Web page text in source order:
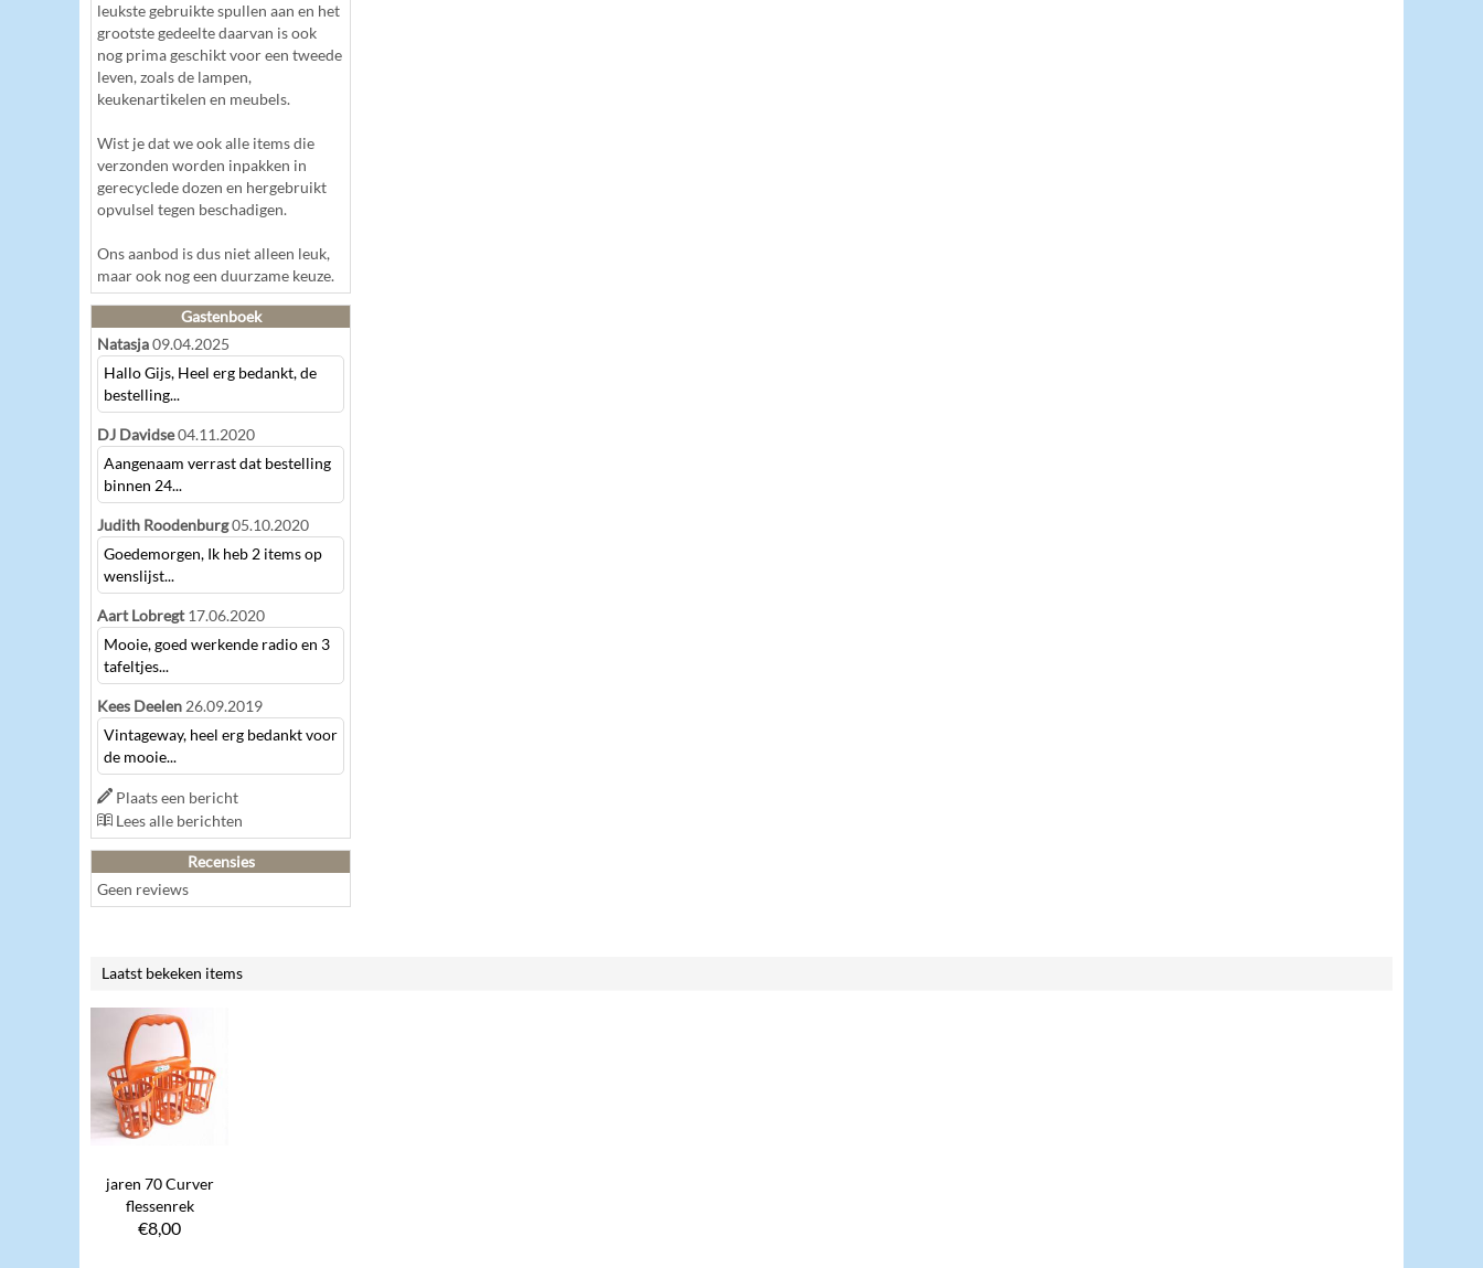
leukste gebruikte spullen aan en het
grootste gedeelte daarvan is ook
nog prima geschikt voor een tweede
leven, zoals de lampen,
keukenartikelen en meubels.
Wist je dat we ook alle items die
verzonden worden inpakken in
gerecyclede dozen en hergebruikt
opvulsel tegen beschadigen.
Ons aanbod is dus niet alleen leuk,
maar ook nog een duurzame keuze.
Gastenboek
Natasja09.04.2025
Hallo Gijs, Heel erg bedankt, de
bestelling...
DJ Davidse04.11.2020
Aangenaam verrast dat bestelling
binnen 24...
Judith Roodenburg05.10.2020
Goedemorgen, Ik heb 2 items op
wenslijst...
Aart Lobregt 17.06.2020
Mooie, goed werkende radio en 3
tafeltjes...
Kees Deelen26.09.2019
Vintageway, heel erg bedankt voor
de mooie...
Plaats een bericht
Lees alle berichten
Recensies
Geen reviews
Laatst bekeken items
jaren 70 Curver
flessenrek
€8,00